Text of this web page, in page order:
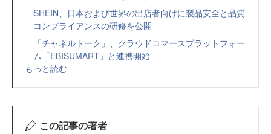
SHEIN、日本および世界の出店者向けに製品安全と品質
コンプライアンスの研修を公開
「チャネルトーク」、クラウドコマースプラットフォー
ム「EBISUMART」と連携開始
もっと読む
この記事の著者